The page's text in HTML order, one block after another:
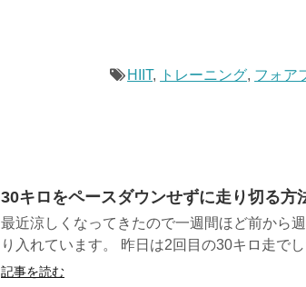
HIIT, トレーニング, フォア
30キロをペースダウンせずに走り切る方
最近涼しくなってきたので一週間ほど前から
り入れています。 昨日は2回目の30キロ走で
記事を読む